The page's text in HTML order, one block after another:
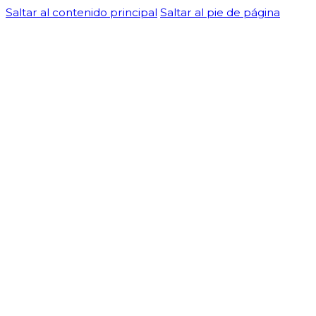
Saltar al contenido principal Saltar al pie de página